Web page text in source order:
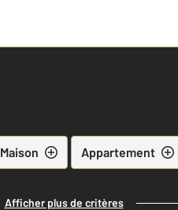
Maison Appartement
Afficher plus de critères